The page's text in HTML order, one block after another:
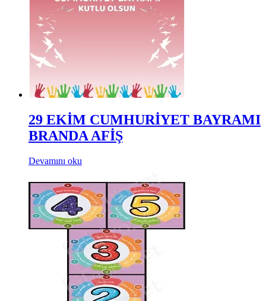
29 EKİM CUMHURİYET BAYRAMI
BRANDA AFİŞ
Devamını oku